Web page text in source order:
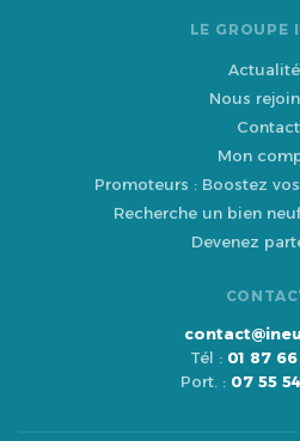
LE GROUPE
Nous
Contact
Mon
Promoteurs : Boostez
Recherche un bien
Devenez
Tél : 01 87
Port. : 07 55